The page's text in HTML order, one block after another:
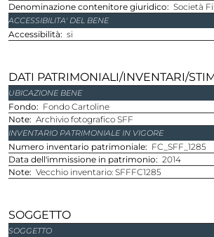
Denominazione contenitore giuridico
Società
ACCESSIBILITA' DEL BENE
Accessibilità si
DATI PATRIMONIALI/INVENTARI/
UBICAZIONE BENE
Fondo
Fondo Cartoline
Note Archivio fotografico SFF
INVENTARIO PATRIMONIALE IN VIGORE
Numero inventario patrimoniale
FC_SFF_1285
Data dell'immissione in patrimonio
2014
Note Vecchio inventario: SFFFC1285
SOGGETTO
SOGGETTO